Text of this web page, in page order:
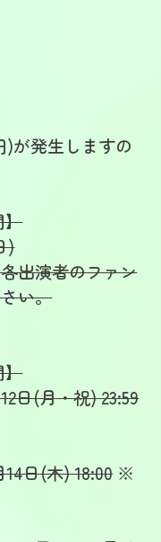
が発生しますの
】
)
出演者のファン
い。
】
日(月・祝) 23:59
日(木) 18:00※